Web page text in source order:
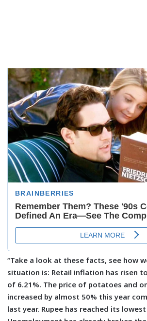
“Take a look at these facts, see how
situation is: Retail inflation has risen
of 6.21%. The price of potatoes and
increased by almost 50% this year
last year. Rupee has reached its